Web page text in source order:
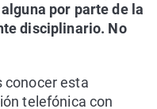
por parte de la
disciplinario. No
conocer esta
telefónica con